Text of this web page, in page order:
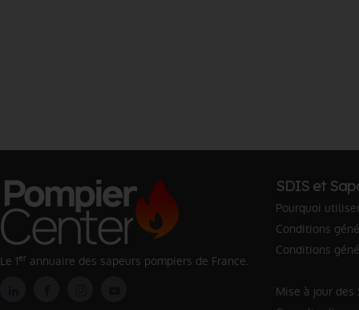
Le 1er annuaire des sapeurs pompiers de France.
SDIS et
Pourquoi
Conditions
Conditions
Mise à jour des